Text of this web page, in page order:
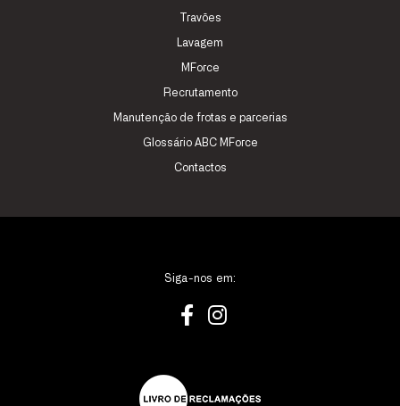
Travões
Lavagem
MForce
Recrutamento
Manutenção de frotas e parcerias
Glossário ABC MForce
Contactos
Siga-nos em: